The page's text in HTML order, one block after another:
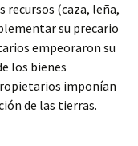
(caza, leña,
su precario
empeoraron su
los bienes
imponían
de las tierras.